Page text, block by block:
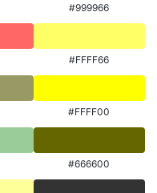
#999966
#FFFF66
#FFFF00
#666600